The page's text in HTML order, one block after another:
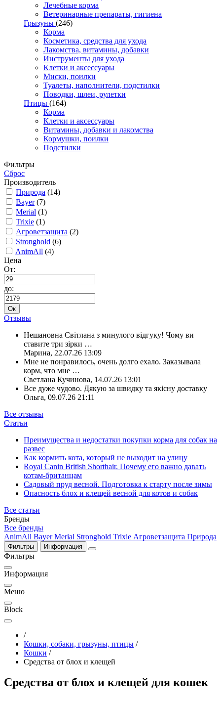
Лечебные корма
Ветеринарные препараты, гигиена
Грызуны (246)
Корма
Косметика, средства для ухода
Лакомства, витамины, добавки
Инструменты для ухода
Клетки и аксессуары
Миски, поилки
Туалеты, наполнители, подстилки
Поводки, шлеи, рулетки
Птицы (164)
Корма
Клетки и аксессуары
Витамины, добавки и лакомства
Кормушки, поилки
Подстилки
Фильтры
Сброс
Производитель
Природа (14)
Bayer(7)
Merial (1)
Trixie (1)
Агроветзащита (2)
Stronghold (6)
AnimAll (4)
Цена
От:
до:
Ок
Отзывы
Нешановна Світлана з минулого відгуку! Чому ви
ставите три зірки …
Марина, 22.07.26 13:09
Мне не понравилось, очень долго ехало. Заказывала
корм, что мне …
Светлана Кучинова, 14.07.26 13:01
Все дуже чудово. Дякую за швидку та якісну доставку
Ольга, 09.07.26 21:11
Все отзывы
Статьи
Преимущества и недостатки покупки корма для собак на
развес
Как кормить кота, который не выходит на улицу
Royal Canin British Shorthair. Почему его важно давать
котам-британцам
Садовый пруд весной. Подготовка к старту после зимы
Опасность блох и клещей весной для котов и собак
Все статьи
Бренды
Все бренды
AnimAll BayerMerial Stronghold Trixie Агроветзащита Природа
Фильтры Информация
Фильтры
Информация
Меню
Block
/
Кошки, собаки, грызуны, птицы /
Кошки /
Средства от блох и клещей
Средства от блох и клещей для кошек